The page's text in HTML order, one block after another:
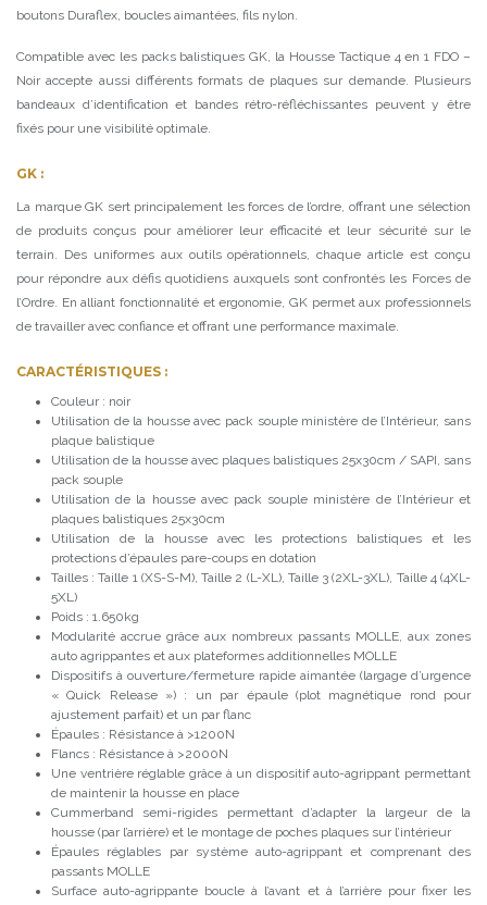
boutons Duraflex, boucles aimantées, fils nylon.
Compatible avec les packs balistiques GK, la Housse Tactique 4 en 1 FDO –
Noir accepte aussi différents formats de plaques sur demande. Plusieurs
bandeaux d’identification et bandes rétro-réfléchissantes peuvent y être
fixés pour une visibilité optimale.
GK :
La marque GK sert principalement les forces de l’ordre, offrant une sélection
de produits conçus pour améliorer leur efficacité et leur sécurité sur le
terrain. Des uniformes aux outils opérationnels, chaque article est conçu
pour répondre aux défis quotidiens auxquels sont confrontés les Forces de
l’Ordre. En alliant fonctionnalité et ergonomie, GK permet aux professionnels
de travailler avec confiance et offrant une performance maximale.
CARACTÉRISTIQUES :
Couleur : noir
Utilisation de la housse avec pack souple ministère de l’Intérieur, sans
plaque balistique
Utilisation de la housse avec plaques balistiques 25x30cm / SAPI, sans
pack souple
Utilisation de la housse avec pack souple ministère de l’Intérieur et
plaques balistiques 25x30cm
Utilisation de la housse avec les protections balistiques et les
protections d’épaules pare-coups en dotation
Tailles : Taille 1 (XS-S-M), Taille 2 (L-XL), Taille 3 (2XL-3XL), Taille 4 (4XL-
5XL)
Poids : 1.650kg
Modularité accrue grâce aux nombreux passants MOLLE, aux zones
auto agrippantes et aux plateformes additionnelles MOLLE
Dispositifs à ouverture/fermeture rapide aimantée (largage d’urgence
« Quick Release ») : un par épaule (plot magnétique rond pour
ajustement parfait) et un par flanc
Épaules : Résistance à >1200N
Flancs : Résistance à >2000N
Une ventrière réglable grâce à un dispositif auto-agrippant permettant
de maintenir la housse en place
Cummerband semi-rigides permettant d’adapter la largeur de la
housse (par l’arrière) et le montage de poches plaques sur l’intérieur
Épaules réglables par système auto-agrippant et comprenant des
passants MOLLE
Surface auto-agrippante boucle à l’avant et à l’arrière pour fixer les